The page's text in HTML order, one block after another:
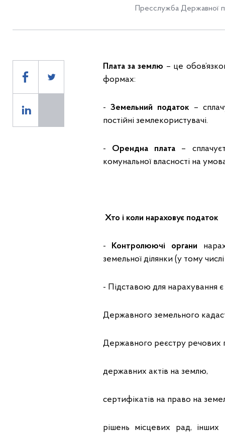
Пресслужба Державної
Плата за землю – це
формах:
- Земельний податок–
постійні землекористувачі.
- Орендна плата –
комунальної власності на
Хто і коли нараховує податок
- Контролюючі органи
земельної ділянки (у тому
- Підставою для нарахування є
Державного земельного
Державного реєстру речових
державних актів на землю,
сертифікатів на право на
рішень місцевих рад, інших